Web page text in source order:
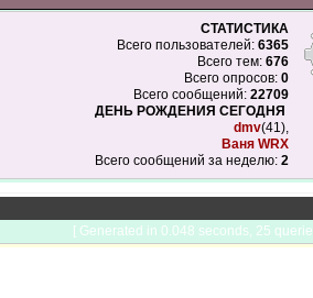
СТАТИСТИКА
Всего пользователей: 6365
Всего тем: 676
Всего опросов: 0
Всего сообщений: 22709
ДЕНЬ РОЖДЕНИЯ СЕГОДНЯ
dmv(41),
Ваня WRX
Всего сообщений за неделю: 2
[ Generated in 0.048 seconds, 25